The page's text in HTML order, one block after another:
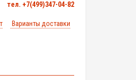
тел. +7(499)347-04-82
Варианты доставки